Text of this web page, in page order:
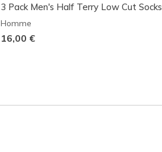
3 Pack Men's Half Terry Low Cut Socks
Homme
16,00 €